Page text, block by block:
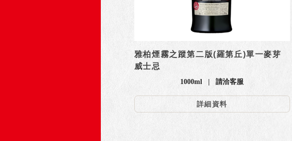
雅柏煙霧之蹤第二版(羅第丘)單一麥芽
威士忌
1000ml | 請洽客服
詳細資料